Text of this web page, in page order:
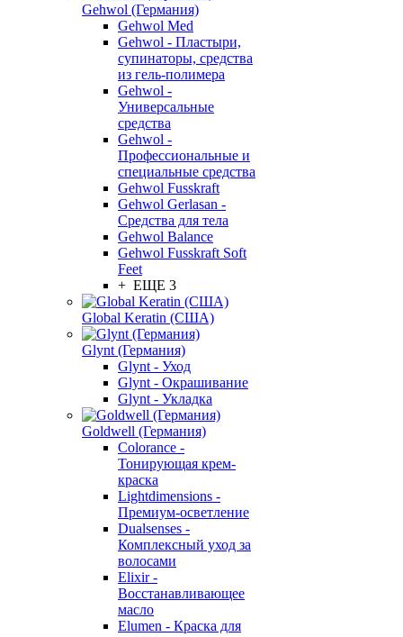
Gehwol (Германия)
Gehwol Med
Gehwol - Пластыри,
супинаторы, средства
из гель-полимера
Gehwol -
Универсальные
средства
Gehwol -
Профессиональные и
специальные средства
Gehwol Fusskraft
Gehwol Gerlasan -
Средства для тела
Gehwol Balance
Gehwol Fusskraft Soft
Feet
+ ЕЩЕ 3
Global Keratin (США)
Glynt (Германия)
Glynt - Уход
Glynt - Окрашивание
Glynt - Укладка
Goldwell (Германия)
Colorance -
Тонирующая крем-
краска
Lightdimensions -
Премиум-осветление
Dualsenses -
Комплексный уход за
волосами
Elixir -
Восстанавливающее
масло
Elumen - Краска для